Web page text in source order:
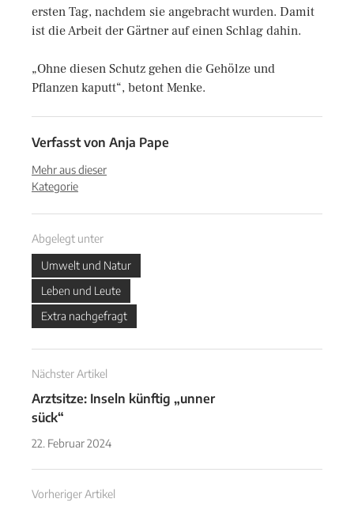
ersten Tag, nachdem sie angebracht wurden. Damit
ist die Arbeit der Gärtner auf einen Schlag dahin.
„Ohne diesen Schutz gehen die Gehölze und
Pflanzen kaputt“, betont Menke.
Verfasst von Anja Pape
Mehr aus dieser
Kategorie
Abgelegt unter
Umwelt und Natur
Leben und Leute
Extra nachgefragt
Nächster Artikel
Arztsitze: Inseln künftig „unner
sück“
22. Februar 2024
Vorheriger Artikel